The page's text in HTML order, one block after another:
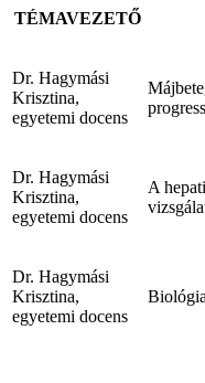
TÉMAVEZETŐ
Dr. Hagymási
Krisztina,
egyetemi docens
Dr. Hagymási
Krisztina,
egyetemi docens
A
Dr. Hagymási
Krisztina,
egyetemi docens